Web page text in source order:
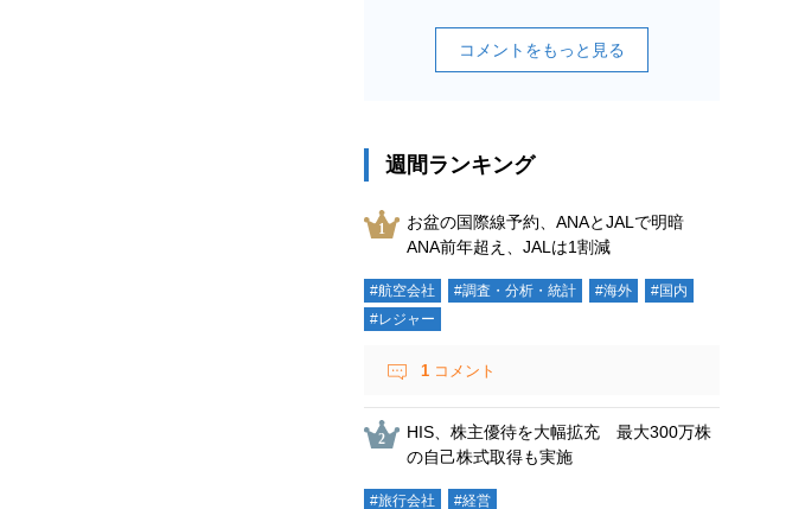
コメントをもっと見る
週間ランキング
お盆の国際線予約、ANAとJALで明暗
ANA前年超え、JALは1割減
#航空会社 #調査・分析・統計 #海外
#国内
#レジャー
1 コメント
HIS、株主優待を大幅拡充 最大300万株
の自己株式取得も実施
#旅行会社 #経営